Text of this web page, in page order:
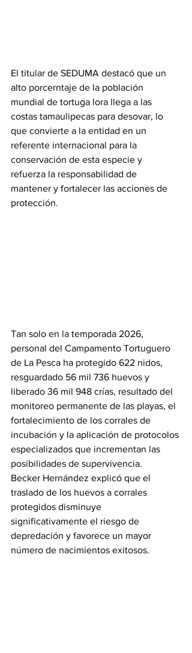
El titular de SEDUMA destacó que un
alto porcerntaje de la población
mundial de tortuga lora llega a las
costas tamaulipecas para desovar, lo
que convierte a la entidad en un
referente internacional para la
conservación de esta especie y
refuerza la responsabilidad de
mantener y fortalecer las acciones de
protección.
Tan solo en la temporada 2026,
personal del Campamento Tortuguero
de La Pesca ha protegido 622 nidos,
resguardado 56 mil 736 huevos y
liberado 36 mil 948 crías, resultado del
monitoreo permanente de las playas, el
fortalecimiento de los corrales de
incubación y la aplicación de protocolos
especializados que incrementan las
posibilidades de supervivencia.
Becker Hernández explicó que el
traslado de los huevos a corrales
protegidos disminuye
significativamente el riesgo de
depredación y favorece un mayor
número de nacimientos exitosos.